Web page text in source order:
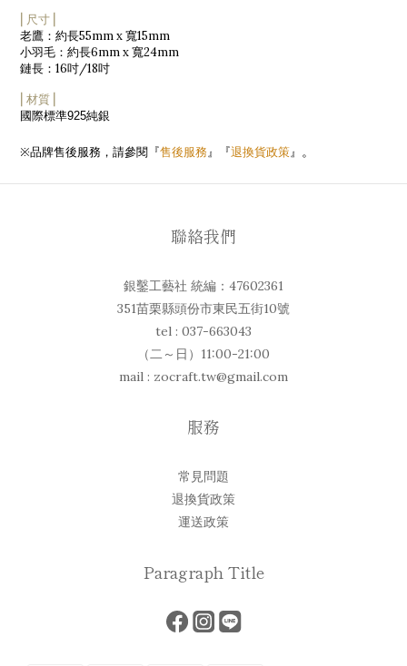
⎜尺寸⎟
老鷹：約長55mm x 寬15mm
小羽毛：約長6mm x 寬24mm
鏈長： 16吋/18吋
⎜材質⎟
國際標準925純銀
※品牌售後服務，請參閱『售後服務』『退換貨政策』 。
聯絡我們
銀鑿工藝社 統編：47602361
351苗栗縣頭份市東民五街10號
tel : 037-663043
（二～日）11:00-21:00
mail : zocraft.tw@gmail.com
服務
常見問題
退換貨政策
運送政策
Paragraph Title